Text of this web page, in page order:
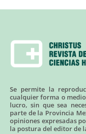
Se permite la
cualquier forma o
lucro, sin que sea
parte de la Provincia
opiniones expresadas
la postura del editor de